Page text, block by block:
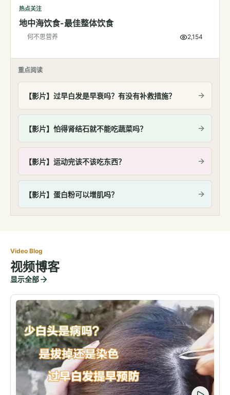
热点关注
地中海饮食-最佳整体饮食
何不思营养 2,154
重点阅读
【影片】过早白发是早衰吗？有没有补救措施？
【影片】怕得肾结石就不能吃蔬菜吗？
【影片】运动完该不该吃东西？
【影片】蛋白粉可以增肌吗？
Video Blog
视频博客
显示全部